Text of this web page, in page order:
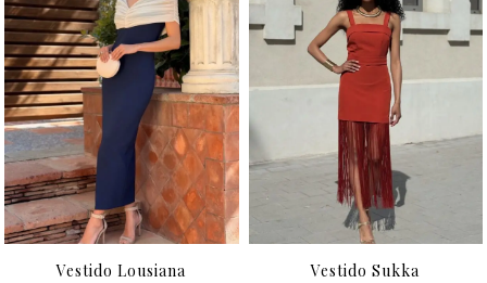
Vestido Lousiana Vestido Sukka